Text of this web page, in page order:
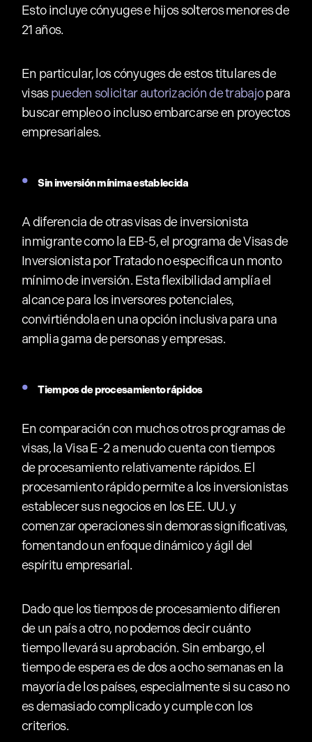
Esto incluye cónyuges e hijos solteros menores de
21 años.
En particular, los cónyuges de estos titulares de
visaspueden solicitar autorización de trabajopara
buscar empleo o incluso embarcarse en proyectos
empresariales.
Sin inversión mínima establecida
A diferencia de otras visas de inversionista
inmigrante como la EB-5, el programa de Visas de
Inversionista por Tratado no especifica un monto
mínimo de inversión. Esta flexibilidad amplía el
alcance para los inversores potenciales,
convirtiéndola en una opción inclusiva para una
amplia gama de personas y empresas.
Tiempos de procesamiento rápidos
En comparación con muchos otros programas de
visas, la Visa E-2 a menudo cuenta con tiempos
de procesamiento relativamente rápidos. El
procesamiento rápido permite a los inversionistas
establecer sus negocios en los EE. UU. y
comenzar operaciones sin demoras significativas,
fomentando un enfoque dinámico y ágil del
espíritu empresarial.
Dado que los tiempos de procesamiento difieren
de un país a otro, no podemos decir cuánto
tiempo llevará su aprobación. Sin embargo, el
tiempo de espera es de dos a ocho semanas en la
mayoría de los países, especialmente si su caso no
es demasiado complicado y cumple con los
criterios.